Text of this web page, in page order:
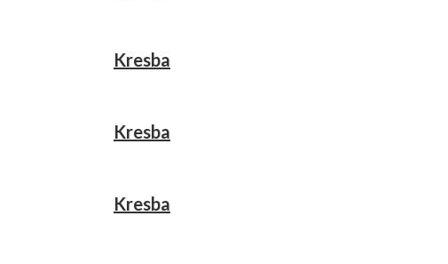
Kresba
Kresba
Kresba